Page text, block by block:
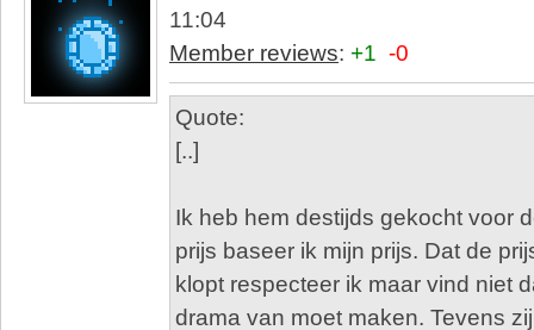
11:04
Member reviews: +1 -0
Quote:
[..]
Ik heb hem destijds gekocht voor
prijs baseer ik mijn prijs. Dat de
klopt respecteer ik maar vind niet
drama van moet maken. Tevens